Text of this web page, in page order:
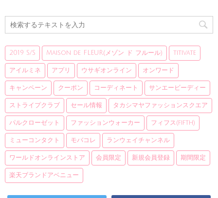
2019 S/S Maison de FLEUR(メゾン ド フルール) titivate
アイルミネ アプリ ウサギオンライン オンワード
キャンペーン クーポン コーディネート サンエービーディー
ストライプクラブ セール情報 タカシマヤファッションスクエア
パルクローゼット ファッションウォーカー フィフス(fifth)
ミューコンタクト モバコレ ランウェイチャンネル
ワールドオンラインストア 会員限定 新規会員登録 期間限定
楽天ブランドアベニュー